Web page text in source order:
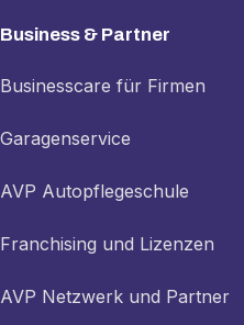
Business & Partner
Businesscare für Firmen
Garagenservice
AVP Autopflegeschule
Franchising und Lizenzen
AVP Netzwerk und Partner